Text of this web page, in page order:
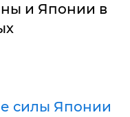
и Японии в
силы Японии